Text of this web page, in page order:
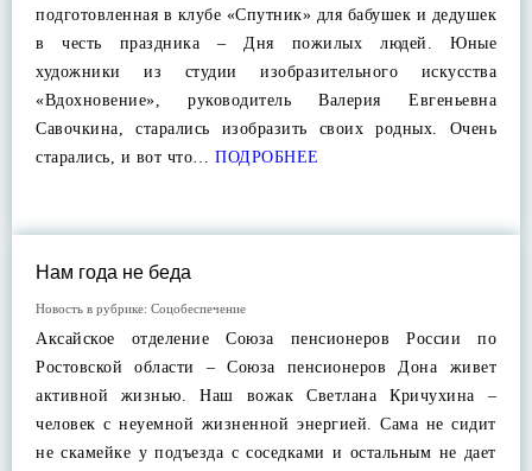
подготовленная в клубе «Спутник» для бабушек и дедушек
в честь праздника – Дня пожилых людей. Юные
художники из студии изобразительного искусства
«Вдохновение», руководитель Валерия Евгеньевна
Савочкина, старались изобразить своих родных. Очень
старались, и вот что… ПОДРОБНЕЕ
Нам года не беда
Новость в рубрике: Соцобеспечение
Аксайское отделение Союза пенсионеров России по
Ростовской области – Союза пенсионеров Дона живет
активной жизнью. Наш вожак Светлана Кричухина –
человек с неуемной жизненной энергией. Сама не сидит
не скамейке у подъезда с соседками и остальным не дает